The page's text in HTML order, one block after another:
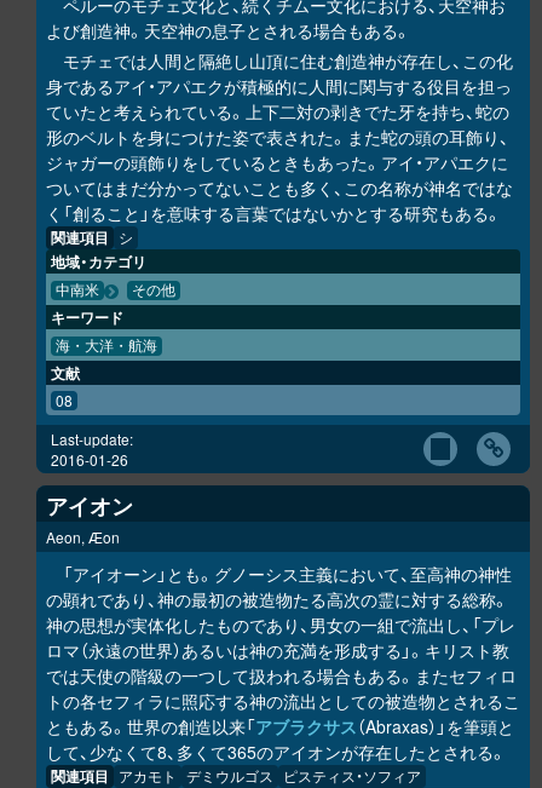
ペルーのモチェ文化と、続くチムー文化における、天空神お
よび創造神。天空神の息子とされる場合もある。
モチェでは人間と隔絶し山頂に住む創造神が存在し、この化
身であるアイ・アパエクが積極的に人間に関与する役目を担っ
ていたと考えられている。上下二対の剥きでた牙を持ち、蛇の
形のベルトを身につけた姿で表された。また蛇の頭の耳飾り、
ジャガーの頭飾りをしているときもあった。アイ・アパエクに
ついてはまだ分かってないことも多く、この名称が神名ではな
く「創ること」を意味する言葉ではないかとする研究もある。
関連項目 シ
地域・カテゴリ
中南米 その他
キーワード
海・大洋・航海
文献
08
Last-update:
2016-01-26
アイオン
Aeon, Æon
「アイオーン」とも。グノーシス主義において、至高神の神性
の顕れであり、神の最初の被造物たる高次の霊に対する総称。
神の思想が実体化したものであり、男女の一組で流出し、「プレ
ロマ（永遠の世界）あるいは神の充満を形成する」。キリスト教
では天使の階級の一つして扱われる場合もある。またセフィロ
トの各セフィラに照応する神の流出としての被造物とされるこ
ともある。世界の創造以来「アブラクサス（Abraxas）」を筆頭と
して、少なくて8、多くて365のアイオンが存在したとされる。
関連項目 アカモト デミウルゴス ピスティス・ソフィア